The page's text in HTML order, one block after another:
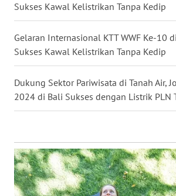
Sukses Kawal Kelistrikan Tanpa Kedip
Gelaran Internasional KTT WWF Ke-10
Sukses Kawal Kelistrikan Tanpa Kedip
Dukung Sektor Pariwisata di Tanah Air,
2024 di Bali Sukses dengan Listrik PLN
WN
WN
GORONTALO
WN